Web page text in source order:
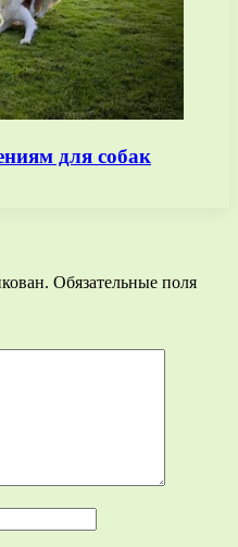
для собак
Обязательные поля